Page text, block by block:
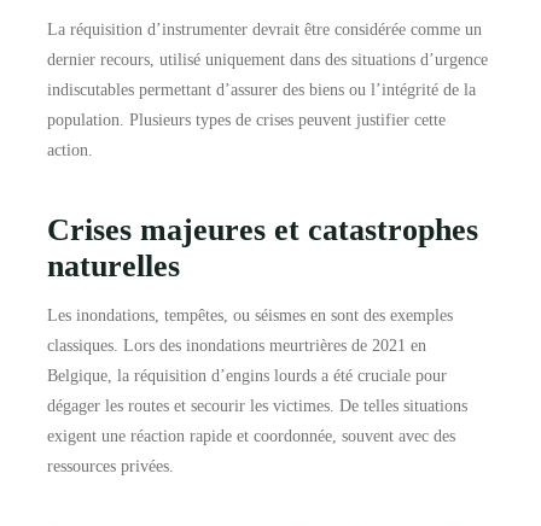
La réquisition d’instrumenter devrait être considérée comme un
dernier recours, utilisé uniquement dans des situations d’urgence
indiscutables permettant d’assurer des biens ou l’intégrité de la
population. Plusieurs types de crises peuvent justifier cette
action.
Crises majeures et catastrophes
naturelles
Les inondations, tempêtes, ou séismes en sont des exemples
classiques. Lors des inondations meurtrières de 2021 en
Belgique, la réquisition d’engins lourds a été cruciale pour
dégager les routes et secourir les victimes. De telles situations
exigent une réaction rapide et coordonnée, souvent avec des
ressources privées.